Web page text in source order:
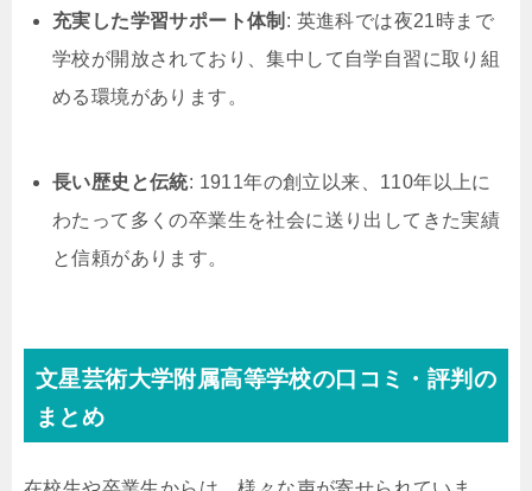
充実した学習サポート体制 : 英進科では夜21時まで
学校が開放されており、集中して自学自習に取り組
める環境があります。
長い歴史と伝統: 1911年の創立以来、110年以上に
わたって多くの卒業生を社会に送り出してきた実績
と信頼があります。
文星芸術大学附属高等学校の口コミ・評判の
まとめ